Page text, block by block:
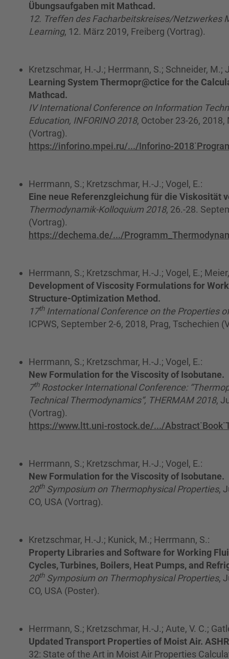
Übungsaufgaben mit Mathcad.
12. Treffen des Facharbeitskreises/Netzwerkes
Learning, 12. März 2019, Freiberg (Vortrag).
Kretzschmar, H.-J.; Herrmann, S.; Schneider, M.;
Learning System Thermopr@ctice for the
Mathcad.
IV International Conference on Information
Education, INFORINO 2018, October 23-26,
(Vortrag).
https://inforino.mpei.ru/.../Inforino-
Herrmann, S.; Kretzschmar, H.-J.; Vogel, E.:
Eine neue Referenzgleichung für die Viskosität
Thermodynamik-Kolloquium 2018, 26.-28.
(Vortrag).
https://dechema.de/.../
Herrmann, S.; Kretzschmar, H.-J.; Vogel, E.;
Development of Viscosity Formulations for
Structure-Optimization Method.
17thInternational Conference on the Properties
ICPWS, September 2-6, 2018, Prag, Tschechien
Herrmann, S.; Kretzschmar, H.-J.; Vogel, E.:
New Formulation for the Viscosity of Isobutane.
7thRostocker International Conference:
Technical Thermodynamics“, THERMAM 2018,
(Vortrag).
https://www.ltt.uni-rostock.de/.../
Herrmann, S.; Kretzschmar, H.-J.; Vogel, E.:
New Formulation for the Viscosity of Isobutane.
20thSymposium on Thermophysical Properties,
CO, USA (Vortrag).
Kretzschmar, H.-J.; Kunick, M.; Herrmann, S.:
Property Libraries and Software for Working
Cycles, Turbines, Boilers, Heat Pumps, and
20thSymposium on Thermophysical Properties,
CO, USA (Poster).
Herrmann, S.; Kretzschmar, H.-J.; Aute, V. C.;
Updated Transport Properties of Moist Air.
32: State of the Art in Moist Air Properties